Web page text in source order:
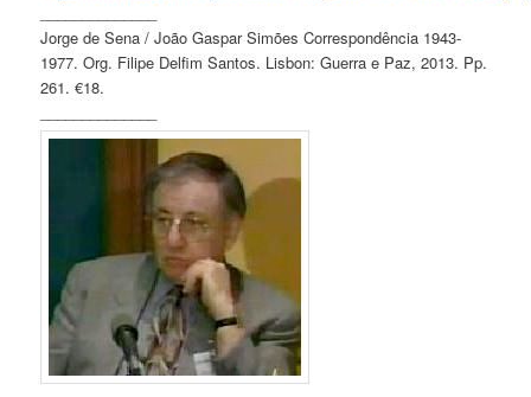
Jorge de Sena / João Gaspar Simões Correspondência 1943-
1977. Org. Filipe Delfim Santos. Lisbon: Guerra e Paz, 2013. Pp.
261. €18.